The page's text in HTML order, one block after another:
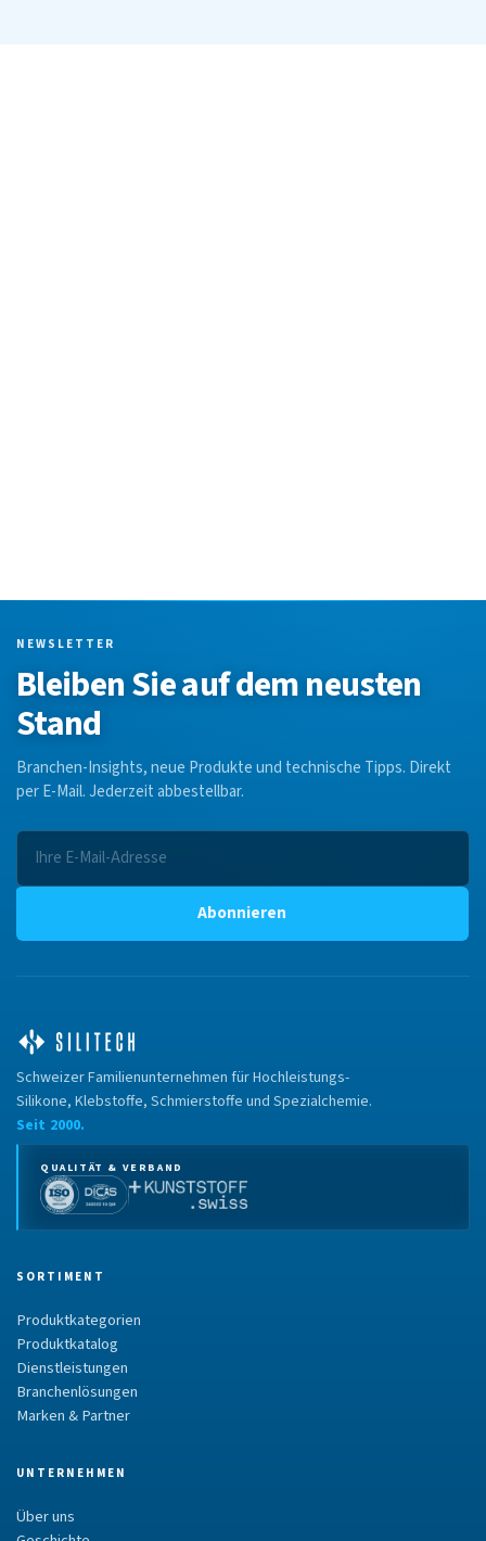
NEWSLETTER
Bleiben Sie auf dem neusten
Stand
Branchen-Insights, neue Produkte und technische Tipps. Direkt
per E-Mail. Jederzeit abbestellbar.
Abonnieren
Schweizer Familienunternehmen für Hochleistungs-
Silikone, Klebstoffe, Schmierstoffe und Spezialchemie.
Seit 2000.
QUALITÄT & VERBAND
SORTIMENT
Produktkategorien
Produktkatalog
Dienstleistungen
Branchenlösungen
Marken & Partner
UNTERNEHMEN
Über uns